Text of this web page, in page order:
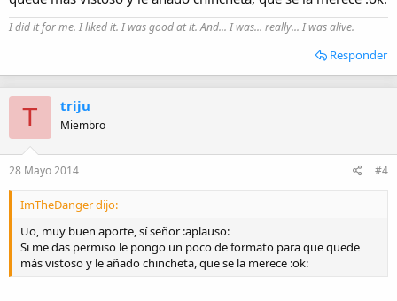
I did it for me. I liked it. I was good at it. And... I was... really... I was alive.
Responder
T triju
Miembro
28 Mayo 2014 #4
ImTheDanger dijo:
Uo, muy buen aporte, sí señor :aplauso:
Si me das permiso le pongo un poco de formato para que quede
más vistoso y le añado chincheta, que se la merece :ok: